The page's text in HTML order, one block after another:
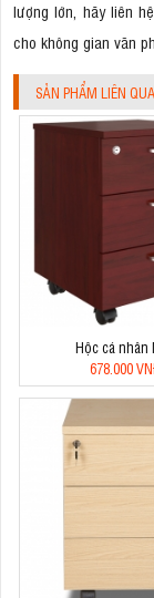
lượng lớn, hãy liên
cho không gian văn
SẢN PHẨM LIÊN
Hộc cá nhân
678.000